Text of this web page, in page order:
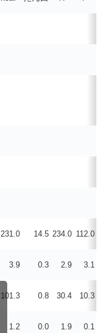
231.0 14.5 234.0 112.0
3.9 0.3 2.9 3.1
101.3 0.8 30.4 10.3
1.2 0.0 1.9 0.1